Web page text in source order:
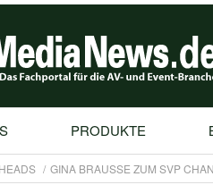
PRODUKTE
HEADS GINA BRAUSSE ZUM SVP